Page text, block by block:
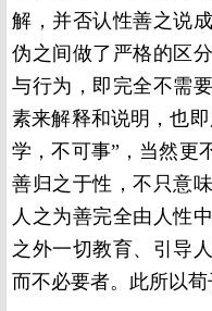
解，并否认性善之说
伪之间做了严格的区
与行为，即完全不需
素来解释和说明，也
学，不可事”，当然更
善归之于性，不只意
人之为善完全由人性
之外一切教育、引导
而不必要者。此所以荀